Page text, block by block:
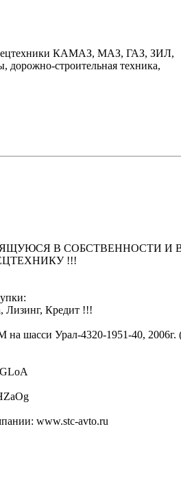
КАМАЗ, МАЗ, ГАЗ, ЗИЛ,
строительная техника,
В СОБСТВЕННОСТИ И
!!!
Лизинг, Кредит !!!
шасси Урал-4320-1951-40, 2006г.
www.stc-avto.ru